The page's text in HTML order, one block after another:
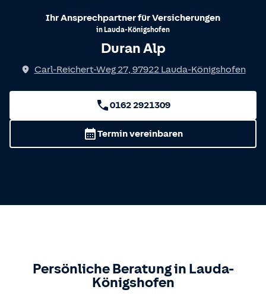
Ihr Ansprechpartner für Versicherungen
in Lauda-Königshofen
Duran Alp
Carl-Reichert-Weg 27, 97922 Lauda-Königshofen
0162 2921309
Termin vereinbaren
Persönliche Beratung in Lauda-
Königshofen